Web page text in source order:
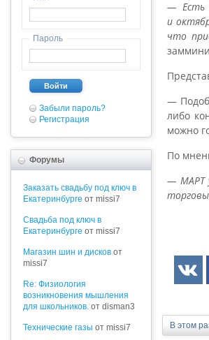
Пароль
Войти
Забыли пароль?
Регистрация
Форумы
Заказать свадьбу под ключ в
Екатеринбурге от missi7
Cвадьба под ключ в
Екатеринбурге от missi7
Магазин шин и дисков от
missi7
Re: Физиология
возникновения мышления
для школьников. от disman3
Технические газы от missi7
— Есть
и
что
—
либо
можно
По
— МАРТ
В этом